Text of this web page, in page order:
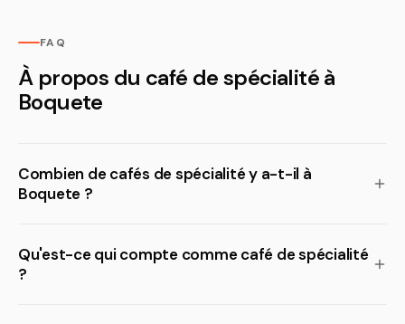
FAQ
À propos du café de spécialité à
Boquete
Combien de cafés de spécialité y a-t-il à
Boquete ?
Qu'est-ce qui compte comme café de spécialité
?